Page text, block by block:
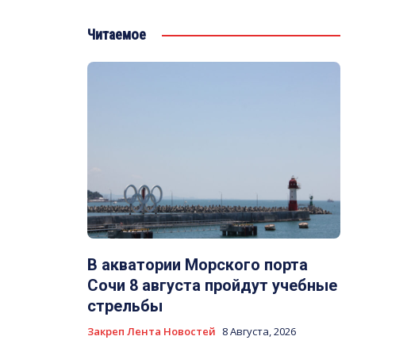
Читаемое
В акватории Морского порта
Сочи 8 августа пройдут учебные
стрельбы
Закреп Лента Новостей 8 Августа, 2026